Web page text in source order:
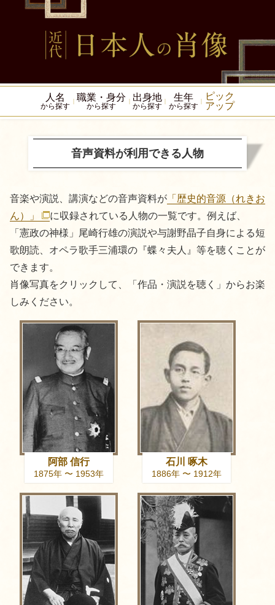
人名
から探す
職業・身分
から探す
出身地
から探す
生年
から探す
ピック
アップ
音声資料が利用できる人物
音楽や演説、講演などの音声資料が 「歴史的音源（れきお
ん）」
に収録されている人物の一覧です。例えば、
「憲政の神様」尾崎行雄の演説や与謝野晶子自身による短
歌朗読、オペラ歌手三浦環の『蝶々夫人』等を聴くことが
できます。
肖像写真をクリックして、「作品・演説を聴く」からお楽
しみください。
阿部 信行
1875年 〜 1953年
石川 啄木
1886年 〜 1912年